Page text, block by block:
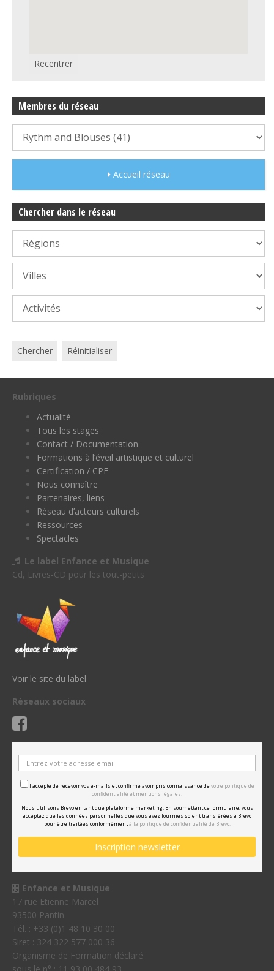
Recentrer
Membres du réseau
Accueil réseau
Chercher dans le réseau
Chercher Réinitialiser
Rubriques
Actualité
Tous les stages
Contact / Documentation
Formations à l’éveil artistique et culturel
Certification / CPF
Nous connaître
Partenaires, liens
Réseau d’acteurs culturels
Ressources
Spectacles
Le label Enfance et Musique
Cd, Livres-CD pour les tout-petits
Voir le site du label
Réseaux sociaux
J'accepte de recevoir vos e-mails et confirme avoir pris connaissance de votre politique de
confidentialité et mentions légales.
Nous utilisons Brevo en tant que plateforme marketing. En soumettant ce formulaire, vous
acceptez que les données personnelles que vous avez fournies soient transférées à Brevo
pour être traitées conformémentà la politique de confidentialité de Brevo.
Enfance et Musique
17 rue Etienne Marcel
93500 Pantin
Tél. : +33 (0)1 48 10 30 00
Siret : 324 322 577 000 36
Organisme de Formation déclaré
sous le n° : 11 93 00 484 93